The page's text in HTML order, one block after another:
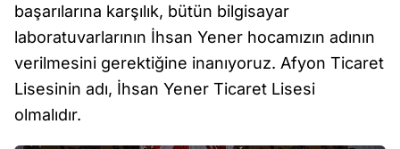
başarılarına karşılık, bütün bilgisayar
laboratuvarlarının İhsan Yener hocamızın adının
verilmesini gerektiğine inanıyoruz. Afyon Ticaret
Lisesinin adı, İhsan Yener Ticaret Lisesi
olmalıdır.